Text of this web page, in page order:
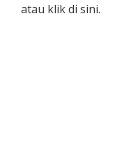
atau klik di sini.